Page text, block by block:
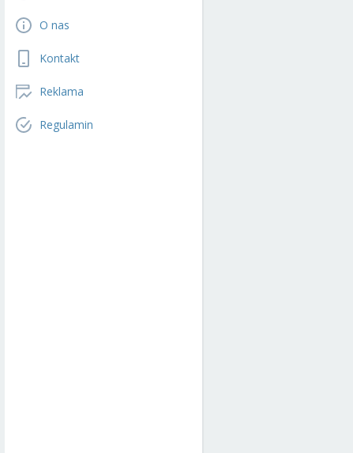
O nas
Kontakt
Reklama
Regulamin